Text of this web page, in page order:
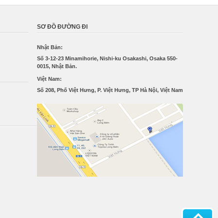
SƠ ĐỒ ĐƯỜNG ĐI
Nhật Bản:
Số 3-12-23 Minamihorie, Nishi-ku Osakashi, Osaka 550-
0015, Nhật Bản.
Việt Nam:
Số 208, Phố Việt Hưng, P. Việt Hưng, TP Hà Nội, Việt Nam